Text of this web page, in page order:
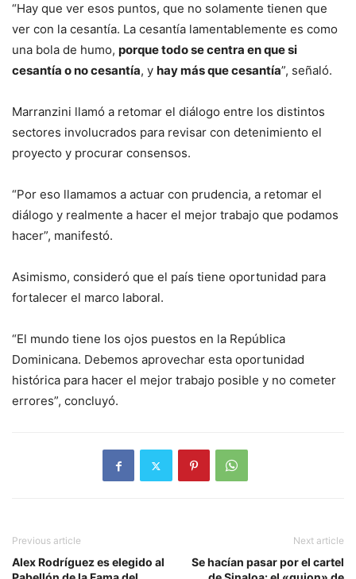
“Hay que ver esos puntos, que no solamente tienen que
ver con la cesantía. La cesantía lamentablemente es como
una bola de humo, porque todo se centra en que si
cesantía o no cesantía, y hay más que cesantía”, señaló.
Marranzini llamó a retomar el diálogo entre los distintos
sectores involucrados para revisar con detenimiento el
proyecto y procurar consensos.
“Por eso llamamos a actuar con prudencia, a retomar el
diálogo y realmente a hacer el mejor trabajo que podamos
hacer”, manifestó.
Asimismo, consideró que el país tiene oportunidad para
fortalecer el marco laboral.
“El mundo tiene los ojos puestos en la República
Dominicana. Debemos aprovechar esta oportunidad
histórica para hacer el mejor trabajo posible y no cometer
errores”, concluyó.
Previous article
Alex Rodríguez es elegido al
Next article
Se hacían pasar por el cartel